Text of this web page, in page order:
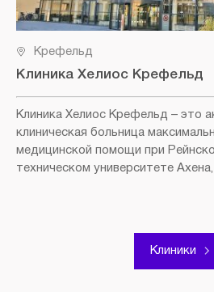
Крефельд
Клиника Хелиос Крефельд
Клиника Хелиос Крефельд – это
клиническая больница
медицинской помощи при
техническом университете
Клиники